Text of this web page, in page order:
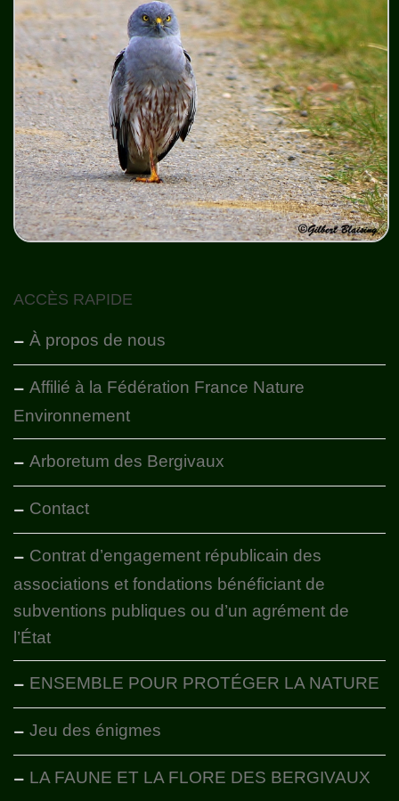
ACCÈS RAPIDE
À propos de nous
Affilié à la Fédération France Nature
Environnement
Arboretum des Bergivaux
Contact
Contrat d’engagement républicain des
associations et fondations bénéficiant de
subventions publiques ou d’un agrément de
l’État
ENSEMBLE POUR PROTÉGER LA NATURE
Jeu des énigmes
LA FAUNE ET LA FLORE DES BERGIVAUX